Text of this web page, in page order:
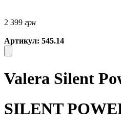
2 399 грн
Артикул: 545.14
Valera Silent
SILENT